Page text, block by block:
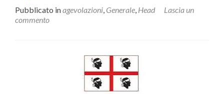
piùFirmato
al
Pubblicato inagevolazioni, Generale, Head
Lascia un
commento